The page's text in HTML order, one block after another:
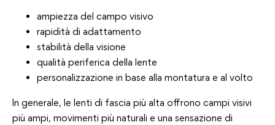
ampiezza del campo visivo
rapidità di adattamento
stabilità della visione
qualità periferica della lente
personalizzazione in base alla montatura e al volto
In generale, le lenti di fascia più alta offrono campi visivi
più ampi, movimenti più naturali e una sensazione di